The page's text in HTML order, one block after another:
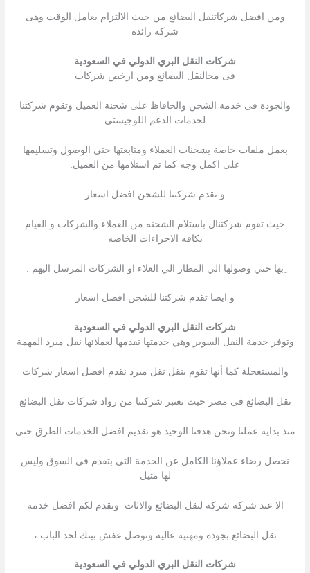
ومن افضل شركاتنقل البضائع من حيث الالتزام بعامل الوقت وهى
شركة رائدة
شركات النقل البري الدولي في السعودية
فى مجالنقل البضائع ومن ارخص شركات
والجودة فى خدمة الشحن والحافاظ على شحنة العميل وتقوم شركتنا
لخدمات الدعم اللوجيستي
بعمل ملفات خاصة بشحنات العملاء ومتابعتها حتى الوصول وتسليمها
على اكمل وجه كما تم استلامها من العميل.
و تقدم شركتنا للشحن افضل اسعار
حيث تقوم شركتنال باستلام الشحنه من العملاء والشركات و القيام
بكافه الاجراءات الخاصه
ِبها حتي وصولها الي المطار الي العلاء او الشركات المرسل اليهم .
و ايضا تقدم شركتنا للشحن افضل اسعار
شركات النقل البري الدولي في السعودية
وتوفر خدمة النقل السوبر وهي خدمتها تقدمها لعملائها نقل مبرد المهمة
والمستعجلة كما أنها تقوم بنقل نقل مبرد نقدم افضل اسعار شركات
نقل البضائع فى مصر حيث تعتبر شركتنا من رواد شركات نقل البضائع
منذ بداية عملنا ونحن هدفنا الوحيد هو تقديم افضل الخدمات الطرق حتى
نحصل رضاء عملاؤنا الكامل عن الخدمة التى بتقدم فى السوق وليس
لها مثيل
الا عند شركة شركة لنقل البضائع والاثاث ونقدم لكم افضل خدمة
نقل البضائع بجودة ومهنية عالية ونوصل عفش بيتك لحد الباب ،
شركات النقل البري الدولي في السعودية